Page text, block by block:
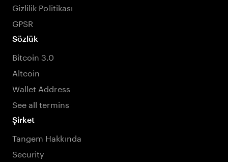
Gizlilik Politikası
GPSR
Sözlük
Bitcoin 3.0
Altcoin
Wallet Address
See all termins
Şirket
Tangem Hakkında
Security